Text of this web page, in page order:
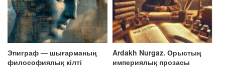
Эпиграф — шығарманың
философиялық кілті
Ardakh Nurgaz. Орыстың
империялық прозасы